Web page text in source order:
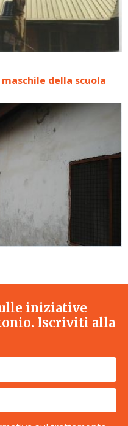
della scuola
iniziative
Iscriviti alla